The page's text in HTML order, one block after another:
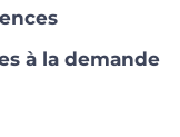
à la demande